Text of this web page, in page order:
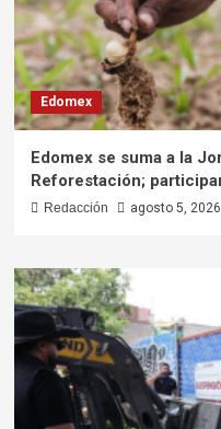
Edomex
Edomex se suma a la
Reforestación;
Redacción agosto 5, 2026